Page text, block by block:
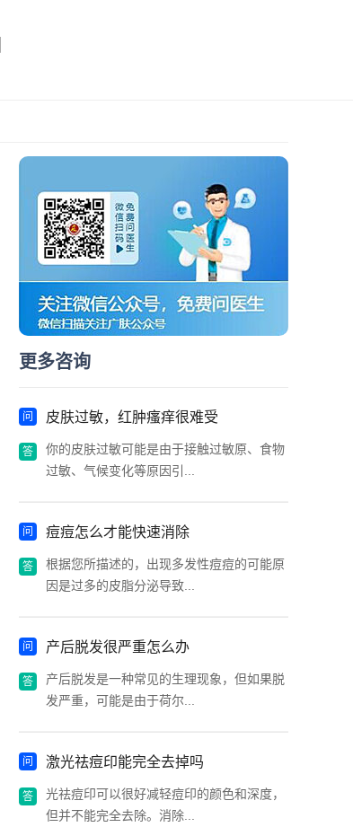
更多咨询
皮肤过敏，红肿瘙痒很难受
你的皮肤过敏可能是由于接触过敏原、食物
过敏、气候变化等原因引...
痘痘怎么才能快速消除
根据您所描述的，出现多发性痘痘的可能原
因是过多的皮脂分泌导致...
产后脱发很严重怎么办
产后脱发是一种常见的生理现象，但如果脱
发严重，可能是由于荷尔...
激光祛痘印能完全去掉吗
光祛痘印可以很好减轻痘印的颜色和深度，
但并不能完全去除。消除...